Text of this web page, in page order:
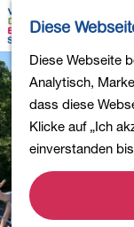
Diese
Diese Webseite
Analytisch,
dass diese
Klicke auf „Ich
einverstanden
G
e
h
e
n
S
i
e